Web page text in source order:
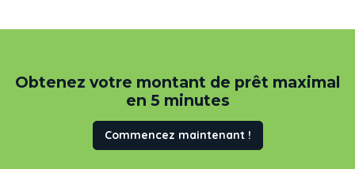
Obtenez votre montant de prêt maximal
en 5 minutes
Commencez maintenant !